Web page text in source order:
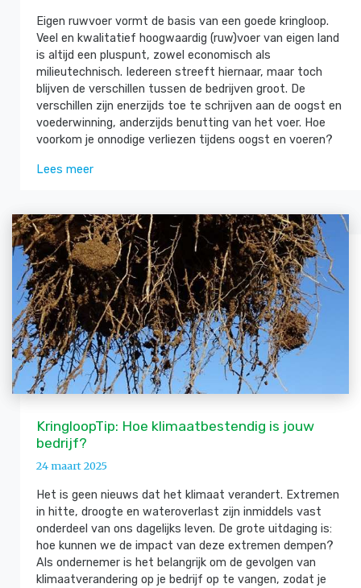
Eigen ruwvoer vormt de basis van een goede kringloop.
Veel en kwalitatief hoogwaardig (ruw)voer van eigen land
is altijd een pluspunt, zowel economisch als
milieutechnisch. Iedereen streeft hiernaar, maar toch
blijven de verschillen tussen de bedrijven groot. De
verschillen zijn enerzijds toe te schrijven aan de oogst en
voederwinning, anderzijds benutting van het voer. Hoe
voorkom je onnodige verliezen tijdens oogst en voeren?
Lees meer
KringloopTip: Hoe klimaatbestendig is jouw
bedrijf?
24 maart 2025
Het is geen nieuws dat het klimaat verandert. Extremen
in hitte, droogte en wateroverlast zijn inmiddels vast
onderdeel van ons dagelijks leven. De grote uitdaging is:
hoe kunnen we de impact van deze extremen dempen?
Als ondernemer is het belangrijk om de gevolgen van
klimaatverandering op je bedrijf op te vangen, zodat je